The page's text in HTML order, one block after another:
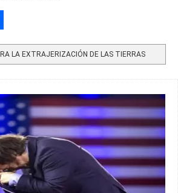
LA EXTRAJERIZACIÓN DE LAS TIERRAS